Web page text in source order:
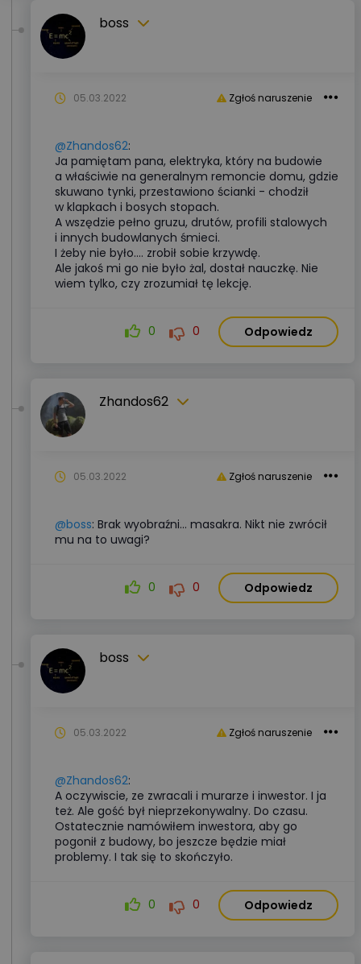
boss
Zgłoś naruszenie
05.03.2022
@Zhandos62:
Ja pamiętam pana, elektryka, który na budowie
a właściwie na generalnym remoncie domu, gdzie
skuwano tynki, przestawiono ścianki - chodził
w klapkach i bosych stopach.
A wszędzie pełno gruzu, drutów, profili stalowych
i innych budowlanych śmieci.
I żeby nie było.... zrobił sobie krzywdę.
Ale jakoś mi go nie było żal, dostał nauczkę. Nie
wiem tylko, czy zrozumiał tę lekcję.
0 0 Odpowiedz
Zhandos62
Zgłoś naruszenie
05.03.2022
@boss: Brak wyobraźni... masakra. Nikt nie zwrócił
mu na to uwagi?
0 0 Odpowiedz
boss
Zgłoś naruszenie
05.03.2022
@Zhandos62:
A oczywiscie, ze zwracali i murarze i inwestor. I ja
też. Ale gość był nieprzekonywalny. Do czasu.
Ostatecznie namówiłem inwestora, aby go
pogonił z budowy, bo jeszcze będzie miał
problemy. I tak się to skończyło.
0 0 Odpowiedz